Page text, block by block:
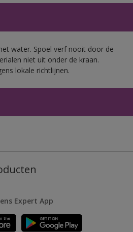
water. Spoel verf nooit door de
niet uit onder de kraan.
lokale richtlijnen.
Expert App